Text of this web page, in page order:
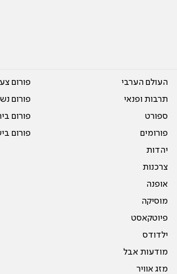
העולם הערבי
תרבות ופנאי
ספורט
פורומים
יהדות
צרכנות
אופנה
מוסיקה
פיוטקאסט
ילדודס
מודעות אבל
מזג אוויר
פורום
פורום
פורום
פורום